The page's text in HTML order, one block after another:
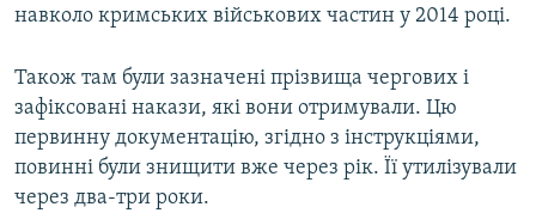
навколо кримських військових частин у 2014 році.
Також там були зазначені прізвища чергових і
зафіксовані накази, які вони отримували. Цю
первинну документацію, згідно з інструкціями,
повинні були знищити вже через рік. Її утилізували
через два-три роки.